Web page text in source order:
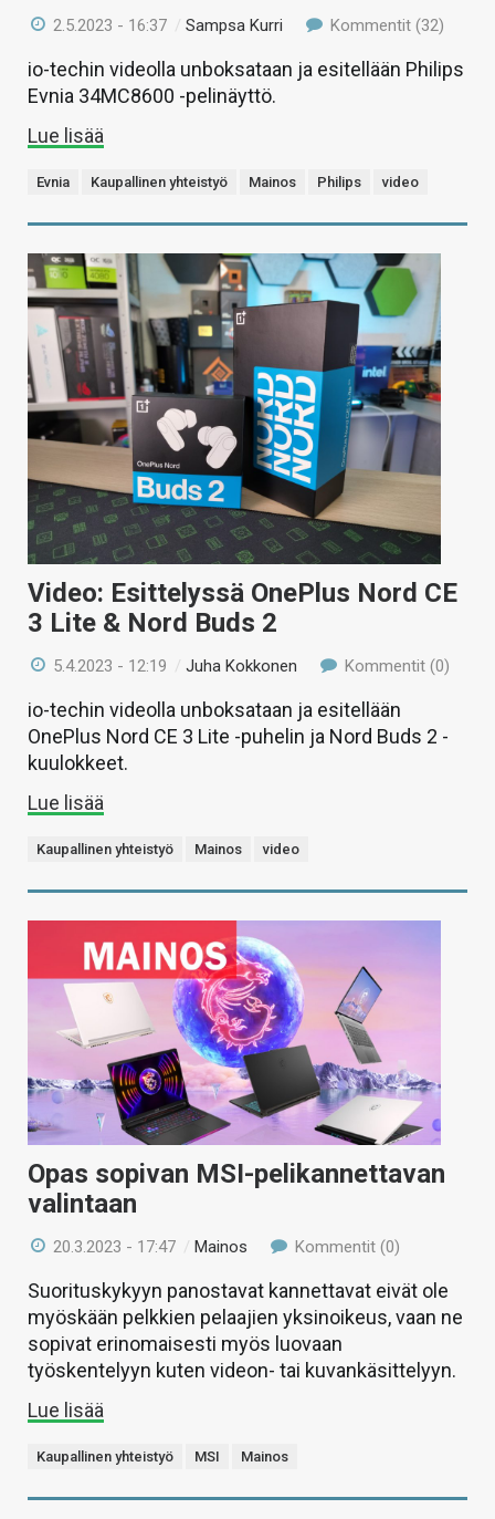
2.5.2023 - 16:37 /Sampsa Kurri Kommentit (32)
io-techin videolla unboksataan ja esitellään Philips
Evnia 34MC8600 -pelinäyttö.
Lue lisää
Evnia Kaupallinen yhteistyö Mainos Philips video
Video: Esittelyssä OnePlus Nord CE
3 Lite & Nord Buds 2
5.4.2023 - 12:19 /Juha Kokkonen Kommentit (0)
io-techin videolla unboksataan ja esitellään
OnePlus Nord CE 3 Lite -puhelin ja Nord Buds 2 -
kuulokkeet.
Lue lisää
Kaupallinen yhteistyö Mainos video
Opas sopivan MSI-pelikannettavan
valintaan
20.3.2023 - 17:47 /Mainos Kommentit (0)
Suorituskykyyn panostavat kannettavat eivät ole
myöskään pelkkien pelaajien yksinoikeus, vaan ne
sopivat erinomaisesti myös luovaan
työskentelyyn kuten videon- tai kuvankäsittelyyn.
Lue lisää
Kaupallinen yhteistyö MSI Mainos